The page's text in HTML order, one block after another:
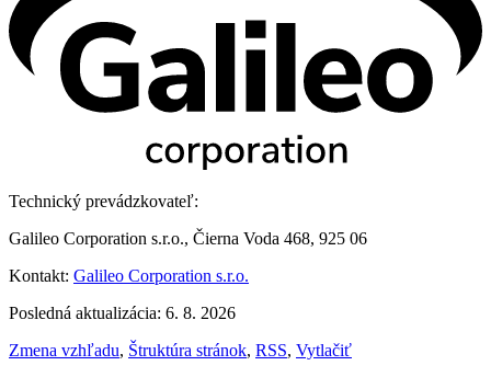
Technický prevádzkovateľ:
Galileo Corporation s.r.o., Čierna Voda 468, 925 06
Kontakt: Galileo Corporation s.r.o.
Posledná aktualizácia: 6. 8. 2026
Zmena vzhľadu, Štruktúra stránok, RSS, Vytlačiť